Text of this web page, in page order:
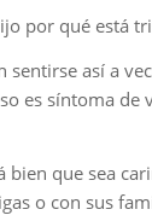
por qué está
sentirse así a
es síntoma de
bien que sea
o con sus